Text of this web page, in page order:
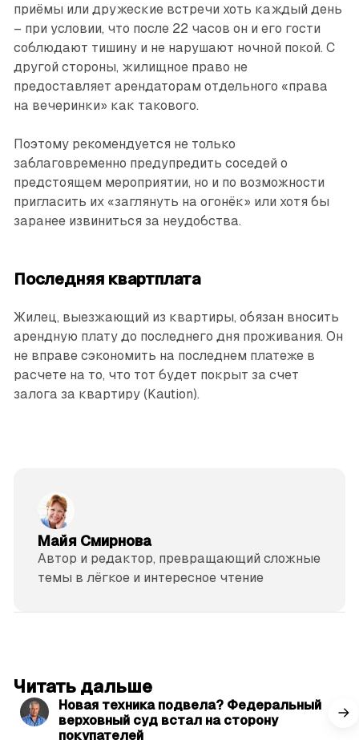
приёмы или дружеские встречи хоть каждый день
– при условии, что после 22 часов он и его гости
соблюдают тишину и не нарушают ночной покой. С
другой стороны, жилищное право не
предоставляет арендаторам отдельного «права
на вечеринки» как такового.
Поэтому рекомендуется не только
заблаговременно предупредить соседей о
предстоящем мероприятии, но и по возможности
пригласить их «заглянуть на огонёк» или хотя бы
заранее извиниться за неудобства.
Последняя квартплата
Жилец, выезжающий из квартиры, обязан вносить
арендную плату до последнего дня проживания. Он
не вправе сэкономить на последнем платеже в
расчете на то, что тот будет покрыт за счет
залога за квартиру (Kaution).
Майя Смирнова
Автор и редактор, превращающий сложные
темы в лёгкое и интересное чтение
Читать дальше
Новая техника подвела? Федеральный
верховный суд встал на сторону
покупателей